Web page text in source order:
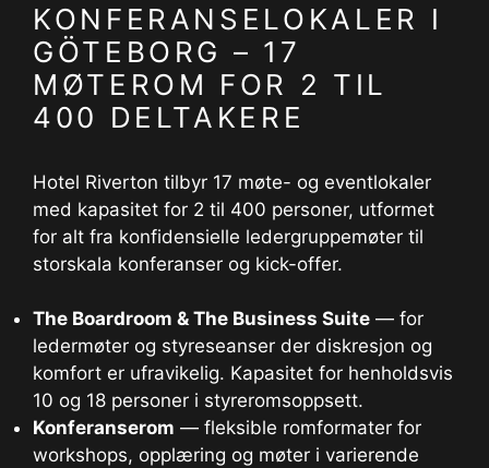
KONFERANSELOKALER I
GÖTEBORG – 17
MØTEROM FOR 2 TIL
400 DELTAKERE
Hotel Riverton tilbyr 17 møte- og eventlokaler
med kapasitet for 2 til 400 personer, utformet
for alt fra konfidensielle ledergruppemøter til
storskala konferanser og kick-offer.
The Boardroom & The Business Suite — for
ledermøter og styreseanser der diskresjon og
komfort er ufravikelig. Kapasitet for henholdsvis
10 og 18 personer i styreromsoppsett.
Konferanserom — fleksible romformater for
workshops, opplæring og møter i varierende